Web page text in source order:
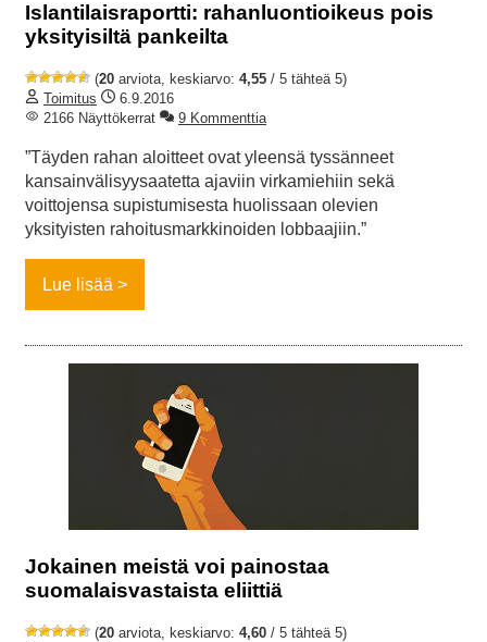
Islantilaisraportti: rahanluontioikeus pois
yksityisiltä pankeilta
(20 arviota, keskiarvo: 4,55 / 5 tähteä 5)
Toimitus
6.9.2016
2166 Näyttökerrat
9 Kommenttia
”Täyden rahan aloitteet ovat yleensä tyssänneet
kansainvälisyysaatetta ajaviin virkamiehiin sekä
voittojensa supistumisesta huolissaan olevien
yksityisten rahoitusmarkkinoiden lobbaajiin.”
Lue lisää
Jokainen meistä voi painostaa
suomalaisvastaista eliittiä
(20 arviota, keskiarvo: 4,60 / 5 tähteä 5)